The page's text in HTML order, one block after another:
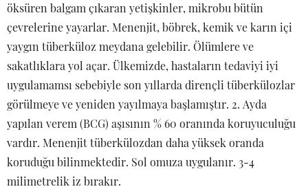
öksüren balgam çıkaran yetişkinler, mikrobu bütün
çevrelerine yayarlar. Menenjit, böbrek, kemik ve karın içi
yaygın tüberküloz meydana gelebilir. Ölümlere ve
sakatlıklara yol açar. Ülkemizde, hastaların tedaviyi iyi
uygulamamsı sebebiyle son yıllarda dirençli tüberkülozlar
görülmeye ve yeniden yayılmaya başlamıştır. 2. Ayda
yapılan verem (BCG) aşısının % 60 oranında koruyuculuğu
vardır. Menenjit tüberkülozdan daha yüksek oranda
koruduğu bilinmektedir. Sol omuza uygulanır. 3-4
milimetrelik iz bırakır.